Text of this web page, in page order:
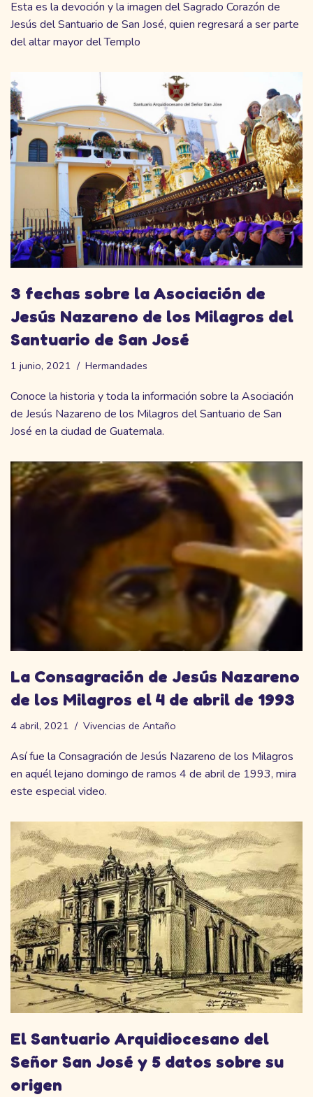
Esta es la devoción y la imagen del Sagrado Corazón de
Jesús del Santuario de San José, quien regresará a ser parte
del altar mayor del Templo
3 fechas sobre la Asociación de
Jesús Nazareno de los Milagros del
Santuario de San José
1 junio, 2021 Hermandades
Conoce la historia y toda la información sobre la Asociación
de Jesús Nazareno de los Milagros del Santuario de San
José en la ciudad de Guatemala.
La Consagración de Jesús Nazareno
de los Milagros el 4 de abril de 1993
4 abril, 2021 Vivencias de Antaño
Así fue la Consagración de Jesús Nazareno de los Milagros
en aquél lejano domingo de ramos 4 de abril de 1993, mira
este especial video.
El Santuario Arquidiocesano del
Señor San José y 5 datos sobre su
origen